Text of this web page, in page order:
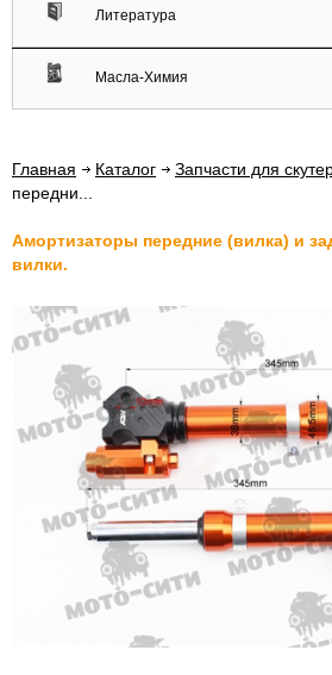
Литература
Масла-Химия
Главная Каталог Запчасти для
передни...
Амортизаторы передние (вилка) и
вилки.